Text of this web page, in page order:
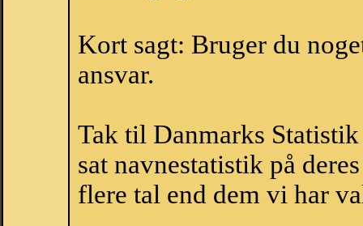
Kort sagt: Bruger du
ansvar.
Tak til Danmarks
sat navnestatistik på
flere tal end dem vi har